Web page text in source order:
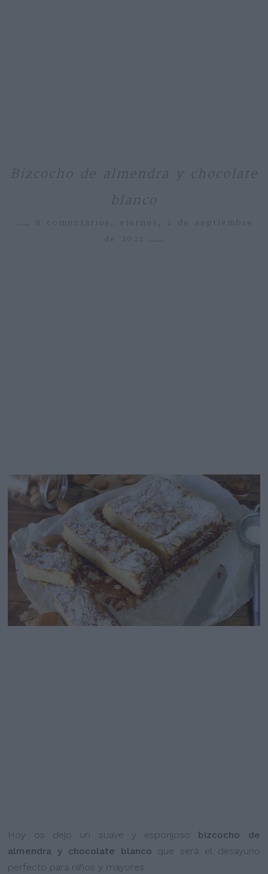
Bizcocho de almendra y chocolate
blanco
8 comentarios, viernes, 2 de septiembre
de 2022
Hoy os dejo un suave y esponjoso bizcocho de
almendra y chocolate blanco que será el desayuno
perfecto para niños y mayores.